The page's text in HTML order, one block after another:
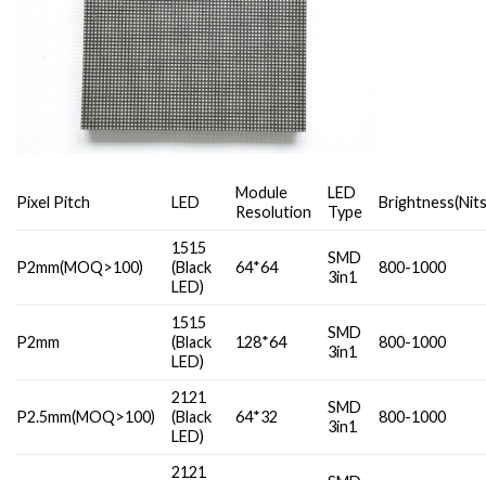
Pixel Pitch LED
Module
Resolution
LED
Type
P2mm(MOQ>100)
1515
(Black
LED)
64*64
SMD
3in1
800-1000
P2mm
1515
(Black
LED)
128*64
SMD
3in1
800-1000
P2.5mm(MOQ>100)
2121
(Black
LED)
64*32
SMD
3in1
800-1000
2121